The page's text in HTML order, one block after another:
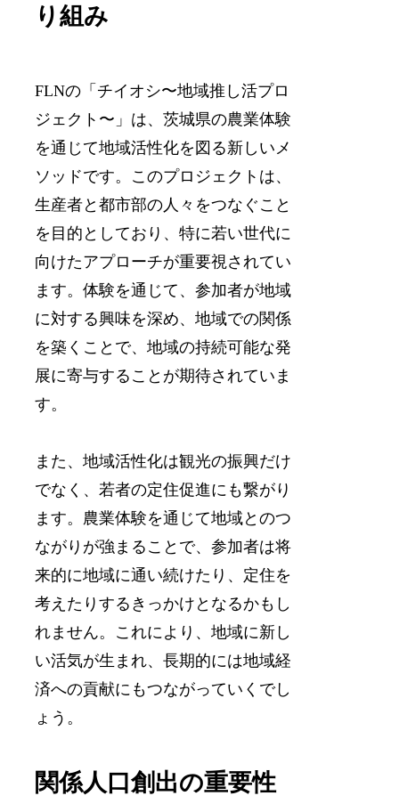
り組み
FLNの「チイオシ〜地域推し活プロ
ジェクト〜」は、茨城県の農業体験
を通じて地域活性化を図る新しいメ
ソッドです。このプロジェクトは、
生産者と都市部の人々をつなぐこと
を目的としており、特に若い世代に
向けたアプローチが重要視されてい
ます。体験を通じて、参加者が地域
に対する興味を深め、地域での関係
を築くことで、地域の持続可能な発
展に寄与することが期待されていま
す。
また、地域活性化は観光の振興だけ
でなく、若者の定住促進にも繋がり
ます。農業体験を通じて地域とのつ
ながりが強まることで、参加者は将
来的に地域に通い続けたり、定住を
考えたりするきっかけとなるかもし
れません。これにより、地域に新し
い活気が生まれ、長期的には地域経
済への貢献にもつながっていくでし
ょう。
関係人口創出の重要性